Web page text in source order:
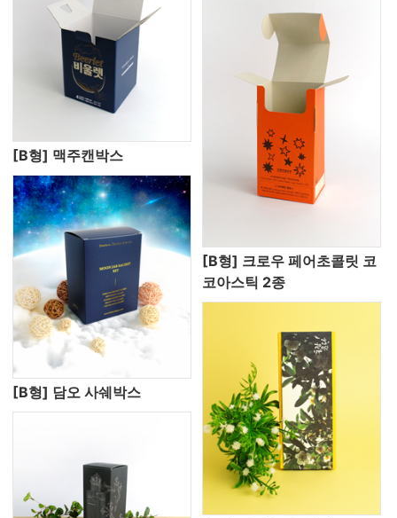
[B형] 맥주캔박스
[B형] 담오 사쉐박스
[B형] 크로우 페어초콜릿 코
코아스틱 2종